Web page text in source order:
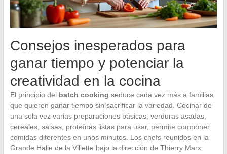
Consejos inesperados para
ganar tiempo y potenciar la
creatividad en la cocina
El principio del batch cooking seduce cada vez más a familias
que quieren ganar tiempo sin sacrificar la variedad. Cocinar de
una sola vez varias preparaciones básicas, verduras asadas,
cereales, salsas, proteínas listas para usar, permite componer
comidas diferentes en unos minutos. Los chefs reunidos en la
Grande Halle de la Villette bajo la dirección de Thierry Marx